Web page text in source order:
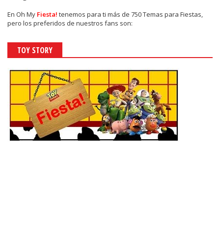
En Oh My Fiesta! tenemos para ti más de 750 Temas para Fiestas,
pero los preferidos de nuestros fans son:
TOY STORY